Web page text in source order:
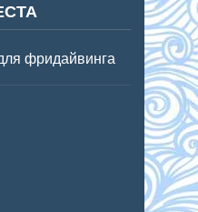
фридайвинга